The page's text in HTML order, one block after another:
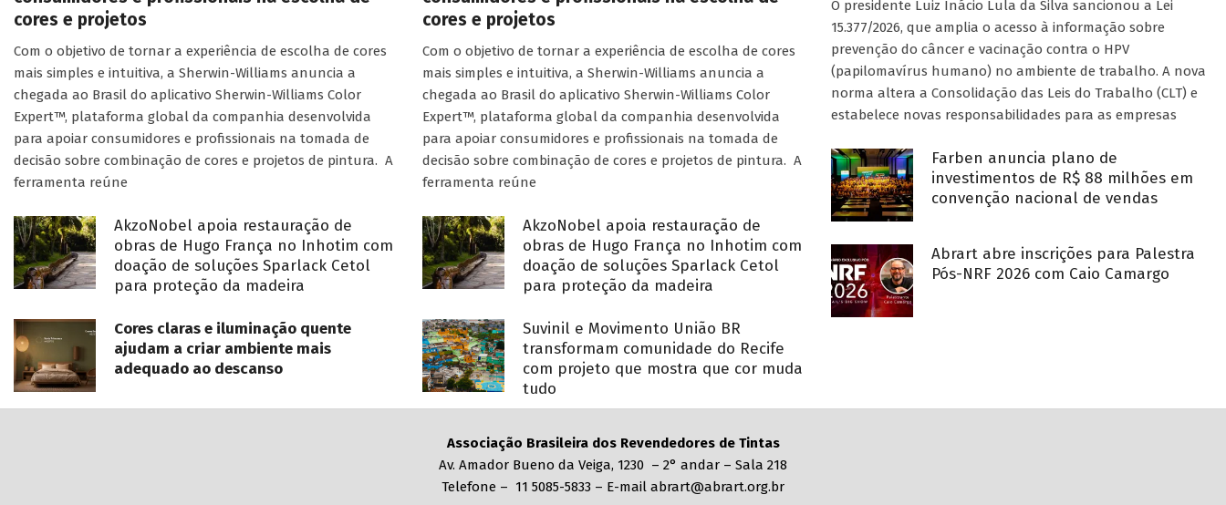
cores e projetos
Com o objetivo de tornar a experiência de escolha de cores
mais simples e intuitiva, a Sherwin-Williams anuncia a
chegada ao Brasil do aplicativo Sherwin-Williams Color
Expert™, plataforma global da companhia desenvolvida
para apoiar consumidores e profissionais na tomada de
decisão sobre combinação de cores e projetos de pintura. A
ferramenta reúne
AkzoNobel apoia restauração de
obras de Hugo França no Inhotim com
doação de soluções Sparlack Cetol
para proteção da madeira
Cores claras e iluminação quente
ajudam a criar ambiente mais
adequado ao descanso
cores e projetos
Com o objetivo de tornar a experiência de escolha de cores
mais simples e intuitiva, a Sherwin-Williams anuncia a
chegada ao Brasil do aplicativo Sherwin-Williams Color
Expert™, plataforma global da companhia desenvolvida
para apoiar consumidores e profissionais na tomada de
decisão sobre combinação de cores e projetos de pintura. A
ferramenta reúne
AkzoNobel apoia restauração de
obras de Hugo França no Inhotim com
doação de soluções Sparlack Cetol
para proteção da madeira
Suvinil e Movimento União BR
transformam comunidade do Recife
com projeto que mostra que cor muda
tudo
O presidente Luiz Inácio Lula da Silva sancionou a Lei
15.377/2026, que amplia o acesso à informação sobre
prevenção do câncer e vacinação contra o HPV
(papilomavírus humano) no ambiente de trabalho. A nova
norma altera a Consolidação das Leis do Trabalho (CLT) e
estabelece novas responsabilidades para as empresas
Farben anuncia plano de
investimentos de R$ 88 milhões em
convenção nacional de vendas
Abrart abre inscrições para Palestra
Pós-NRF 2026 com Caio Camargo
Associação Brasileira dos Revendedores de Tintas
Av. Amador Bueno da Veiga, 1230 – 2° andar – Sala 218
Telefone – 11 5085-5833 – E-mail abrart@abrart.org.br